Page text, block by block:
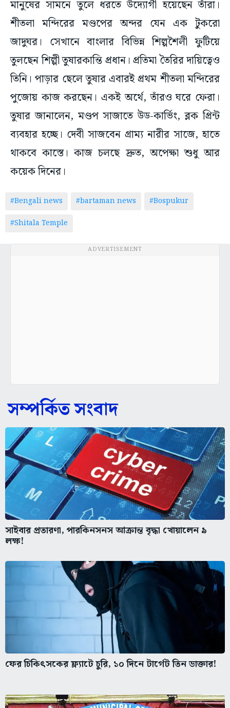
মানুষের সামনে তুলে ধরতে উদ্যোগী হয়েছেন তাঁরা।
শীতলা মন্দিরের মণ্ডপের অন্দর যেন এক টুকরো
জাদুঘর। সেখানে বাংলার বিভিন্ন শিল্পশৈলী ফুটিয়ে
তুলছেন শিল্পী তুষারকান্তি প্রধান। প্রতিমা তৈরির দায়িত্বেও
তিনি। পাড়ার ছেলে তুষার এবারই প্রথম শীতলা মন্দিরের
পুজোয় কাজ করছেন। একই অর্থে, তাঁরও ঘরে ফেরা।
তুষার জানালেন, মণ্ডপ সাজাতে উড-কার্ভিং, ব্লক প্রিন্ট
ব্যবহার হচ্ছে। দেবী সাজবেন গ্রাম্য নারীর সাজে, হাতে
থাকবে কাস্তে। কাজ চলছে দ্রুত, অপেক্ষা শুধু আর
কয়েক দিনের।
#Bengali news #bartaman news
#Bospukur
#Shitala Temple
ADVERTISEMENT
সম্পর্কিত সংবাদ
সাইবার প্রতারণা, পারকিনসনস আক্রান্ত বৃদ্ধা খোয়ালেন ৯
লক্ষ!
ফের চিকিৎসকের ফ্ল্যাটে চুরি, ১০ দিনে টার্গেট তিন ডাক্তার!